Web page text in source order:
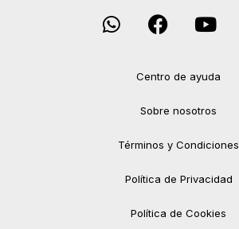
Centro de ayuda
Sobre nosotros
Términos y Condiciones
Política de Privacidad
Política de Cookies